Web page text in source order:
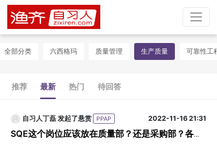
全部分类 六西格玛 质量管理 生产质量 可靠性工
推荐 最新 热门 待回答
自习人丁磊 发起了悬赏 2022-11-16 21:31
PPAP
SQE这个岗位应该放在质量部？还是采购部？各有什么利弊？